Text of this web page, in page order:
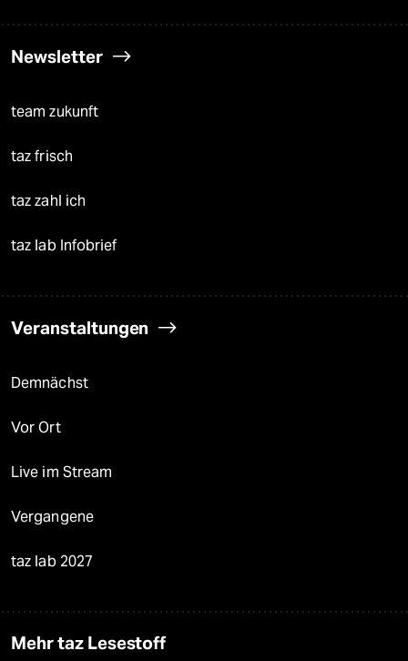
Newsletter
team zukunft
taz frisch
taz zahl ich
taz lab Infobrief
Veranstaltungen
Demnächst
Vor Ort
Live im Stream
Vergangene
taz lab 2027
Mehr taz Lesestoff